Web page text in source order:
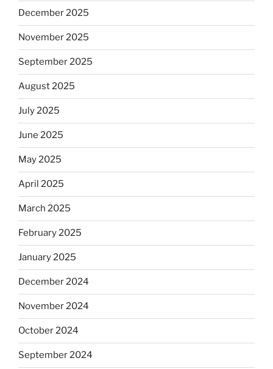
December 2025
November 2025
September 2025
August 2025
July 2025
June 2025
May 2025
April 2025
March 2025
February 2025
January 2025
December 2024
November 2024
October 2024
September 2024